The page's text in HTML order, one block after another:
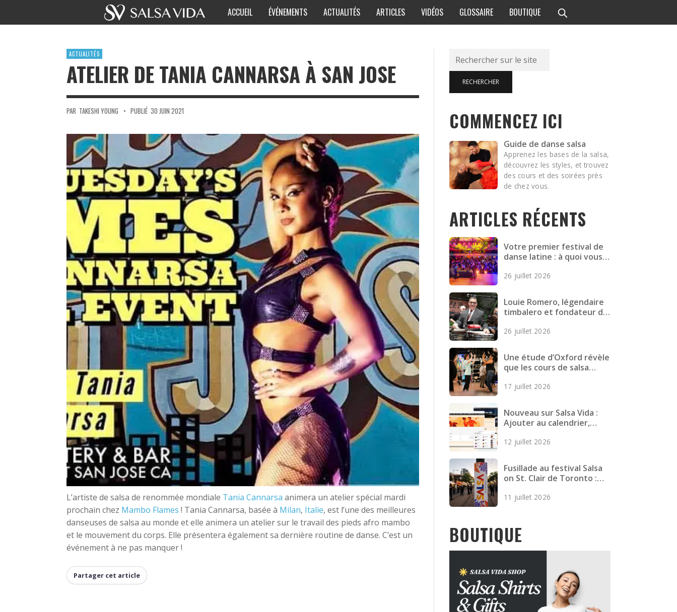
ACCUEIL ÉVÉNEMENTS ACTUALITÉS ARTICLES VIDÉOS GLOSSAIRE BOUTIQUE
ACTUALITÉS
ATELIER DE TANIA CANNARSA À SAN JOSE
PAR TAKESHI YOUNG • PUBLIÉ 30 JUIN 2021
L’artiste de salsa de renommée mondiale Tania Cannarsa animera un atelier spécial mardi
prochain chez Mambo Flames ! Tania Cannarsa, basée à Milan, Italie, est l’une des meilleures
danseuses de salsa au monde et elle animera un atelier sur le travail des pieds afro mambo
et le mouvement du corps. Elle présentera également sa dernière routine de danse. C’est un
événement à ne pas manquer !
Partager cet article
Rechercher
RECHERCHER
COMMENCEZ ICI
Guide de danse salsa
Apprenez les bases de la salsa,
découvrez les styles, et trouvez
des cours et des soirées près
de chez vous.
ARTICLES RÉCENTS
Votre premier festival de
danse latine : à quoi vous
préparer et quoi emporter
26 juillet 2026
Louie Romero, légendaire
timbalero et fondateur de
26 juillet 2026
Une étude d’Oxford révèle
que les cours de salsa
dépressifs chez les jeunes
17 juillet 2026
Nouveau sur Salsa Vida :
Ajouter au calendrier,
plus rapides et plus encore
12 juillet 2026
Fusillade au festival Salsa
on St. Clair de Toronto :
blessés
11 juillet 2026
BOUTIQUE